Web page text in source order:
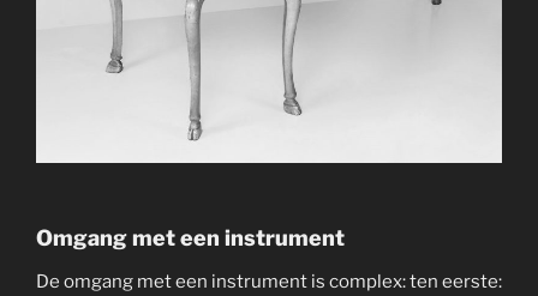
Omgang met een instrument
De omgang met een instrument is complex: ten eerste: